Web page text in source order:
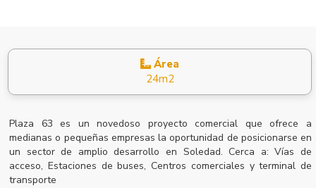
Área
24m2
Plaza 63 es un novedoso proyecto comercial que ofrece a
medianas o pequeñas empresas la oportunidad de posicionarse en
un sector de amplio desarrollo en Soledad. Cerca a: Vías de
acceso, Estaciones de buses, Centros comerciales y terminal de
transporte